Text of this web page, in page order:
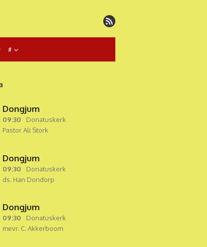
#
Dongjum
09:30
Donatuskerk
Pastor Ali Stork
Dongjum
09:30
Donatuskerk
ds. Han Dondorp
Dongjum
09:30
Donatuskerk
mevr. C. Akkerboom